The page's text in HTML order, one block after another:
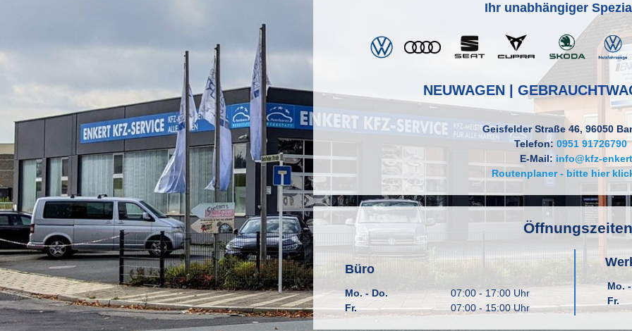
Ihr unabhängiger
NEUWAGEN |
Geisfelder Straße 46, 96050
Telefon: 0951 91726790
E-Mail: info@kfz-
Routenplaner - bitte hier
Öffnungszeiten
Büro
Mo. - Do.
Fr.
07:00 - 17:00 Uhr
07:00 - 15:00 Uhr
Mo.
Fr.